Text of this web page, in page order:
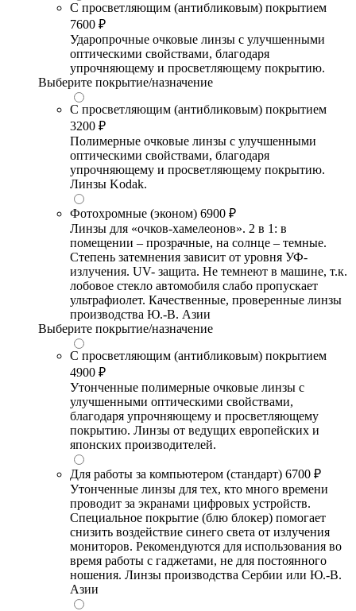
С просветляющим (антибликовым) покрытием
7600 ₽
Ударопрочные очковые линзы с улучшенными
оптическими свойствами, благодаря
упрочняющему и просветляющему покрытию.
Выберите покрытие/назначение
С просветляющим (антибликовым) покрытием
3200 ₽
Полимерные очковые линзы с улучшенными
оптическими свойствами, благодаря
упрочняющему и просветляющему покрытию.
Линзы Kodak.
Фотохромные (эконом) 6900 ₽
Линзы для «очков-хамелеонов». 2 в 1: в
помещении – прозрачные, на солнце – темные.
Степень затемнения зависит от уровня УФ-
излучения. UV- защита. Не темнеют в машине, т.к.
лобовое стекло автомобиля слабо пропускает
ультрафиолет. Качественные, проверенные линзы
производства Ю.-В. Азии
Выберите покрытие/назначение
С просветляющим (антибликовым) покрытием
4900 ₽
Утонченные полимерные очковые линзы с
улучшенными оптическими свойствами,
благодаря упрочняющему и просветляющему
покрытию. Линзы от ведущих европейских и
японских производителей.
Для работы за компьютером (стандарт) 6700 ₽
Утонченные линзы для тех, кто много времени
проводит за экранами цифровых устройств.
Специальное покрытие (блю блокер) помогает
снизить воздействие синего света от излучения
мониторов. Рекомендуются для использования во
время работы с гаджетами, не для постоянного
ношения. Линзы производства Сербии или Ю.-В.
Азии